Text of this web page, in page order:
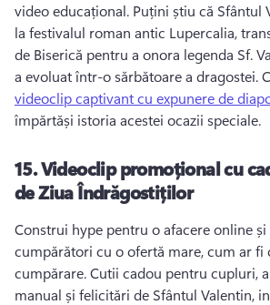
video educațional. Puțini știu că Sfântul
la festivalul roman antic Lupercalia,
de Biserică pentru a onora legenda Sf.
a evoluat într-o sărbătoare a dragostei.
videoclip captivant cu expunere de
împărtăși istoria acestei ocazii speciale.
15.Videoclip promoțional cu
de Ziua Îndrăgostiților
Construi hype pentru o afacere online și
cumpărători cu o ofertă mare, cum ar fi
cumpărare. Cutii cadou pentru cupluri,
manual și felicitări de Sfântul Valentin,